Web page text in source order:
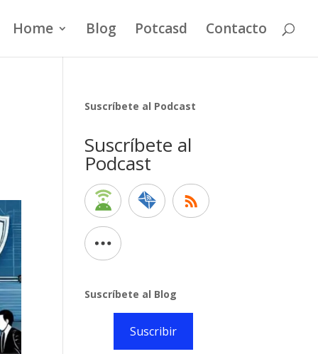
Home Blog Potcasd Contacto
Suscríbete al Podcast
Suscríbete al
Podcast
Suscríbete al Blog
Suscribir